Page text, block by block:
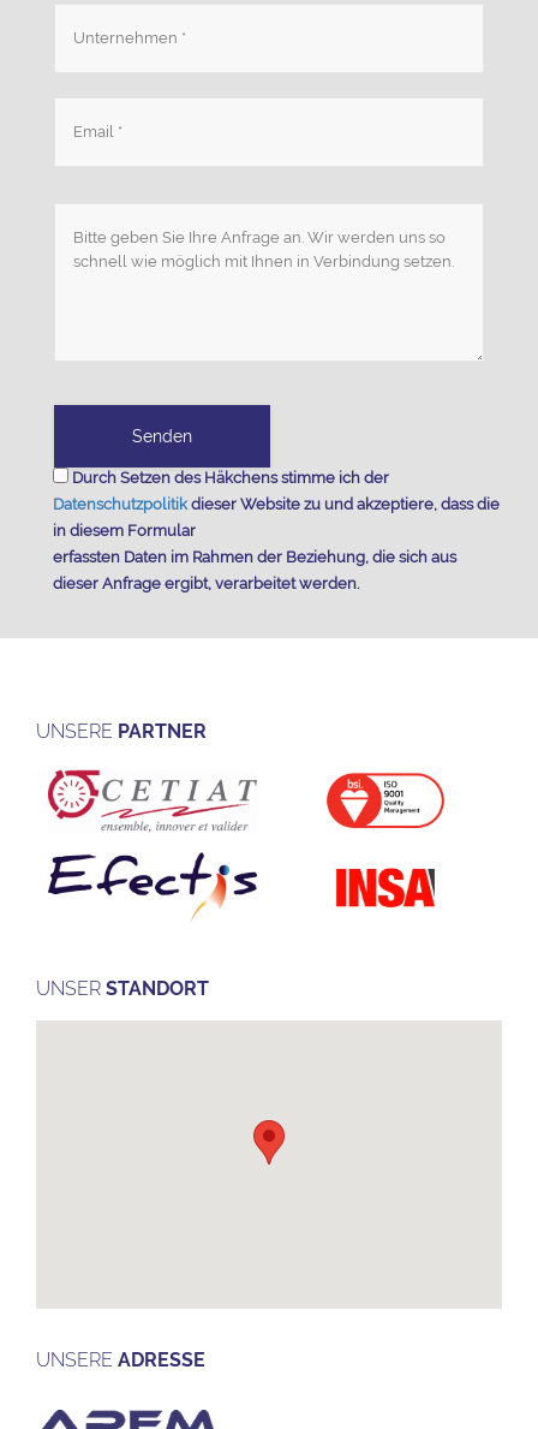
Durch Setzen des Häkchens stimme ich der
Datenschutzpolitikdieser Website zu und akzeptiere, dass die
in diesem Formular
erfassten Daten im Rahmen der Beziehung, die sich aus
dieser Anfrage ergibt, verarbeitet werden.
UNSERE PARTNER
UNSER STANDORT
UNSERE ADRESSE